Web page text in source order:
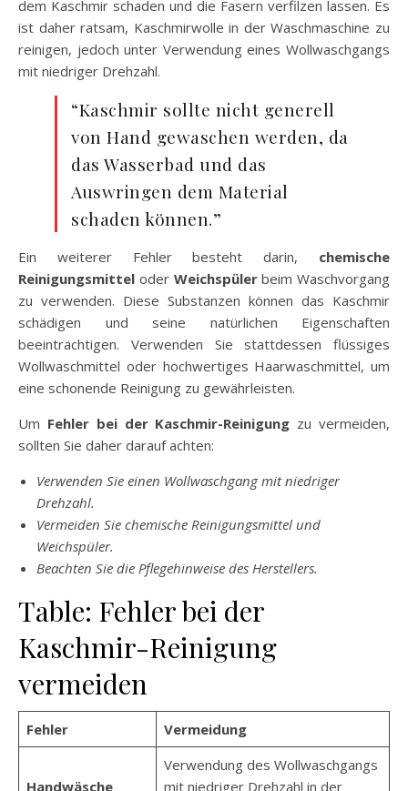
dem Kaschmir schaden und die Fasern verfilzen lassen. Es
ist daher ratsam, Kaschmirwolle in der Waschmaschine zu
reinigen, jedoch unter Verwendung eines Wollwaschgangs
mit niedriger Drehzahl.
“Kaschmir sollte nicht generell
von Hand gewaschen werden, da
das Wasserbad und das
Auswringen dem Material
schaden können.”
Ein weiterer Fehler besteht darin, chemische
Reinigungsmittel oder Weichspülerbeim Waschvorgang
zu verwenden. Diese Substanzen können das Kaschmir
schädigen und seine natürlichen Eigenschaften
beeinträchtigen. Verwenden Sie stattdessen flüssiges
Wollwaschmittel oder hochwertiges Haarwaschmittel, um
eine schonende Reinigung zu gewährleisten.
Um Fehler bei der Kaschmir-Reinigung zu vermeiden,
sollten Sie daher darauf achten:
Verwenden Sie einen Wollwaschgang mit niedriger
Drehzahl.
Vermeiden Sie chemische Reinigungsmittel und
Weichspüler.
Beachten Sie die Pflegehinweise des Herstellers.
Table: Fehler bei der
Kaschmir-Reinigung
vermeiden
Fehler Vermeidung
Handwäsche
Verwendung des Wollwaschgangs
mit niedriger Drehzahl in der